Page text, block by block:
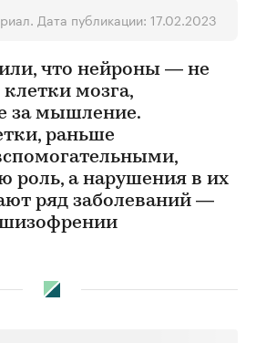
Дата публикации: 17.02.2023
что нейроны — не
мозга,
за мышление.
раньше
роль, а нарушения в их
ряд заболеваний —
шизофрении